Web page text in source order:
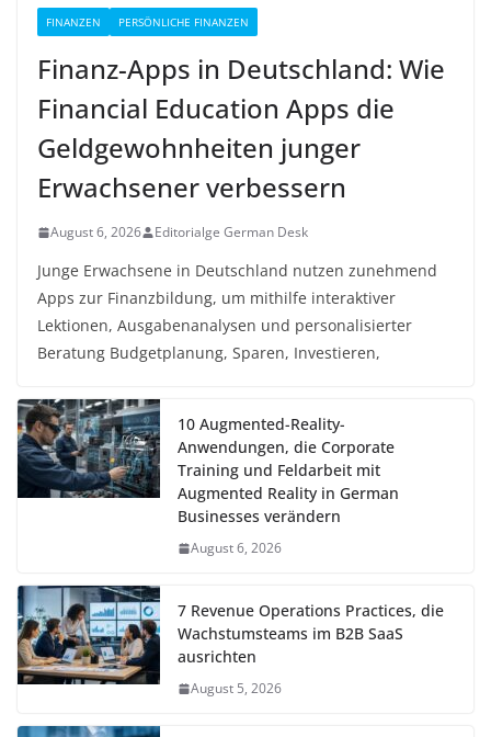
FINANZEN PERSÖNLICHE FINANZEN
Finanz-Apps in Deutschland: Wie
Financial Education Apps die
Geldgewohnheiten junger
Erwachsener verbessern
August 6, 2026 Editorialge German Desk
Junge Erwachsene in Deutschland nutzen zunehmend
Apps zur Finanzbildung, um mithilfe interaktiver
Lektionen, Ausgabenanalysen und personalisierter
Beratung Budgetplanung, Sparen, Investieren,
10 Augmented-Reality-
Anwendungen, die Corporate
Training und Feldarbeit mit
Augmented Reality in German
Businesses verändern
August 6, 2026
7 Revenue Operations Practices, die
Wachstumsteams im B2B SaaS
ausrichten
August 5, 2026